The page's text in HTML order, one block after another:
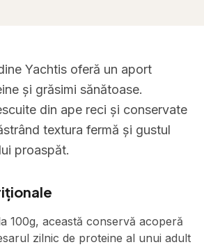
Yachtis oferă un aport
și grăsimi sănătoase.
din ape reci și conservate
textura fermă și gustul
proaspăt.
100g, această conservă acoperă
zilnic de proteine al unui adult